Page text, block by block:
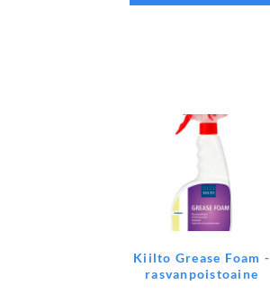
Kiilto Grease Foam -
rasvanpoistoaine